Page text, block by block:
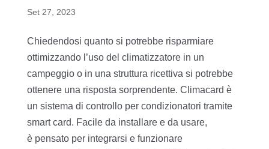
Set 27, 2023
Chiedendosi quanto si potrebbe risparmiare
ottimizzando l’uso del climatizzatore in un
campeggio o in una struttura ricettiva si potrebbe
ottenere una risposta sorprendente. Climacard è
un sistema di controllo per condizionatori tramite
smart card. Facile da installare e da usare,
è pensato per integrarsi e funzionare